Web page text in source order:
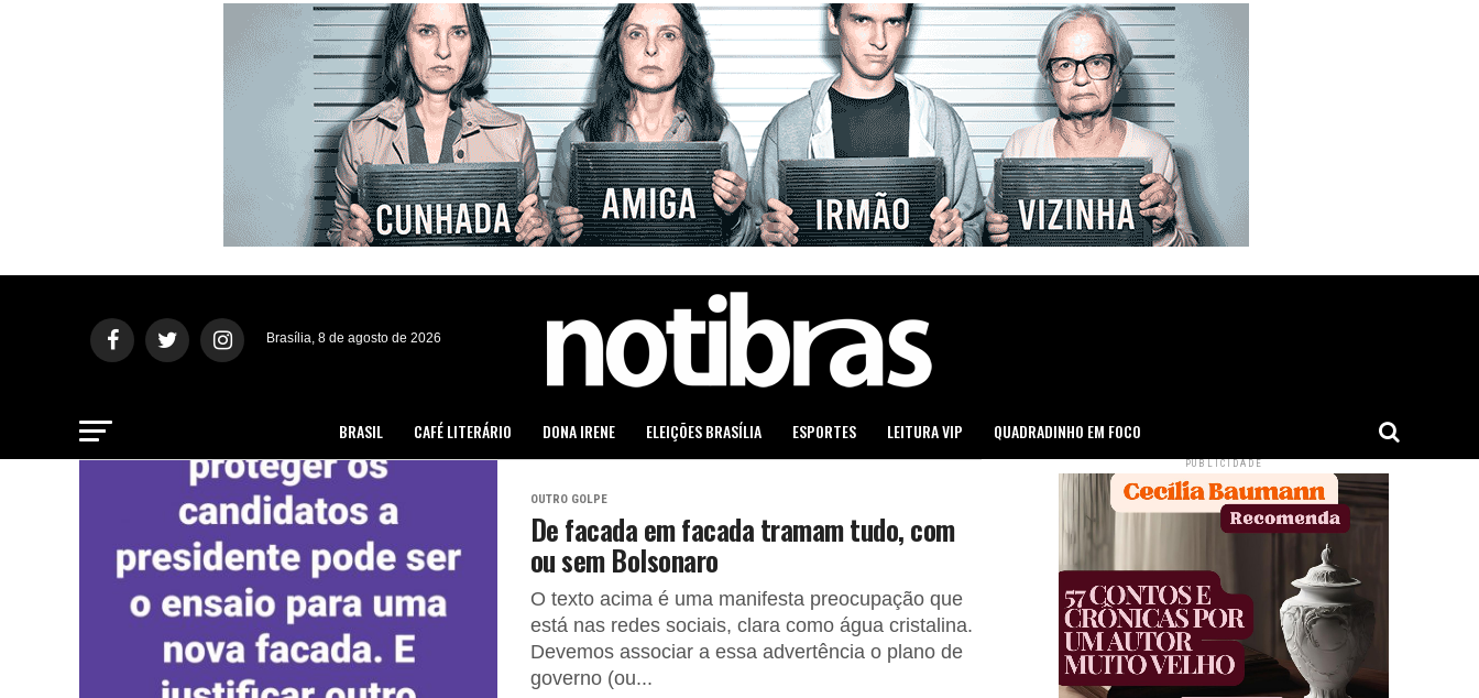
Brasília, 8 de agosto de 2026
BRASIL CAFÉ LITERÁRIO DONA IRENE ELEIÇÕES BRASÍLIA ESPORTES LEITURA VIP QUADRADINHO EM FOCO
OUTRO GOLPE
De facada em facada tramam tudo, com
ou sem Bolsonaro
O texto acima é uma manifesta preocupação que
está nas redes sociais, clara como água cristalina.
Devemos associar a essa advertência o plano de
governo (ou...
PUBLICIDADE